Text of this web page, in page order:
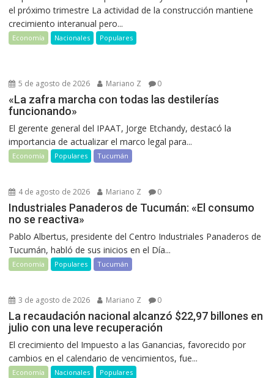
el próximo trimestre La actividad de la construcción mantiene
crecimiento interanual pero...
Economía Nacionales Populares
5 de agosto de 2026 Mariano Z 0
«La zafra marcha con todas las destilerías
funcionando»
El gerente general del IPAAT, Jorge Etchandy, destacó la
importancia de actualizar el marco legal para...
Economía Populares Tucumán
4 de agosto de 2026 Mariano Z 0
Industriales Panaderos de Tucumán: «El consumo
no se reactiva»
Pablo Albertus, presidente del Centro Industriales Panaderos de
Tucumán, habló de sus inicios en el Día...
Economía Populares Tucumán
3 de agosto de 2026 Mariano Z 0
La recaudación nacional alcanzó $22,97 billones en
julio con una leve recuperación
El crecimiento del Impuesto a las Ganancias, favorecido por
cambios en el calendario de vencimientos, fue...
Economía Nacionales Populares